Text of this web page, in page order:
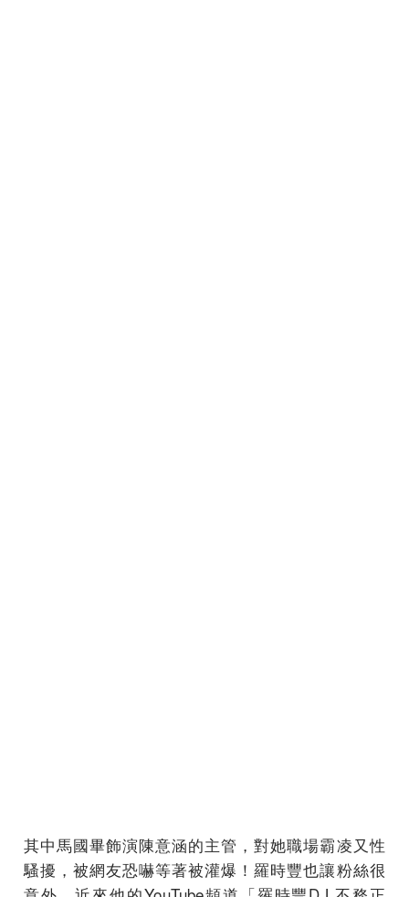
其中馬國畢飾演陳意涵的主管，對她職場霸凌又性
騷擾，被網友恐嚇等著被灌爆！羅時豐也讓粉絲很